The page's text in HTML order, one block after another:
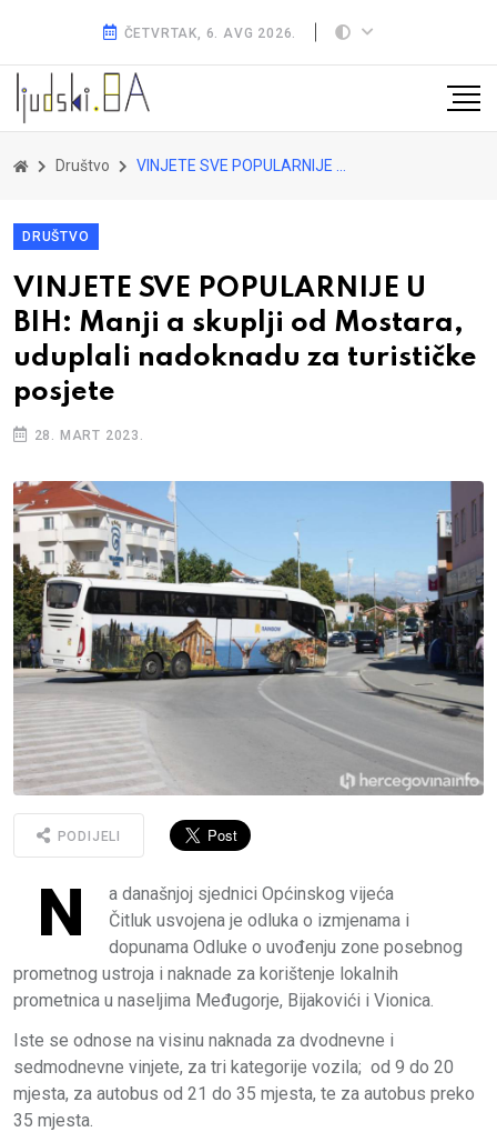
ČETVRTAK, 6. AVG 2026.
Društvo VINJETE SVE POPULARNIJE U BIH: Manji a skuplji od Mostara, uduplali nadoknadu za turističke posjete
DRUŠTVO
VINJETE SVE POPULARNIJE U
BIH: Manji a skuplji od Mostara,
uduplali nadoknadu za turističke
posjete
28. MART 2023.
PODIJELI
N
a današnjoj sjednici Općinskog vijeća
Čitluk usvojena je odluka o izmjenama i
dopunama Odluke o uvođenju zone posebnog
prometnog ustroja i naknade za korištenje lokalnih
prometnica u naseljima Međugorje, Bijakovići i Vionica.
Iste se odnose na visinu naknada za dvodnevne i
sedmodnevne vinjete, za tri kategorije vozila; od 9 do 20
mjesta, za autobus od 21 do 35 mjesta, te za autobus preko
35 mjesta.